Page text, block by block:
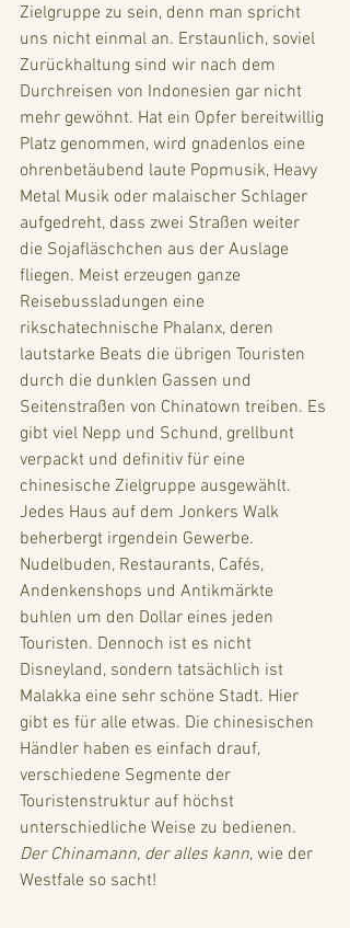
Zielgruppe zu sein, denn man spricht
uns nicht einmal an. Erstaunlich, soviel
Zurückhaltung sind wir nach dem
Durchreisen von Indonesien gar nicht
mehr gewöhnt. Hat ein Opfer bereitwillig
Platz genommen, wird gnadenlos eine
ohrenbetäubend laute Popmusik, Heavy
Metal Musik oder malaischer Schlager
aufgedreht, dass zwei Straßen weiter
die Sojafläschchen aus der Auslage
fliegen. Meist erzeugen ganze
Reisebussladungen eine
rikschatechnische Phalanx, deren
lautstarke Beats die übrigen Touristen
durch die dunklen Gassen und
Seitenstraßen von Chinatown treiben. Es
gibt viel Nepp und Schund, grellbunt
verpackt und definitiv für eine
chinesische Zielgruppe ausgewählt.
Jedes Haus auf dem Jonkers Walk
beherbergt irgendein Gewerbe.
Nudelbuden, Restaurants, Cafés,
Andenkenshops und Antikmärkte
buhlen um den Dollar eines jeden
Touristen. Dennoch ist es nicht
Disneyland, sondern tatsächlich ist
Malakka eine sehr schöne Stadt. Hier
gibt es für alle etwas. Die chinesischen
Händler haben es einfach drauf,
verschiedene Segmente der
Touristenstruktur auf höchst
unterschiedliche Weise zu bedienen.
Der Chinamann, der alles kann, wie der
Westfale so sacht!